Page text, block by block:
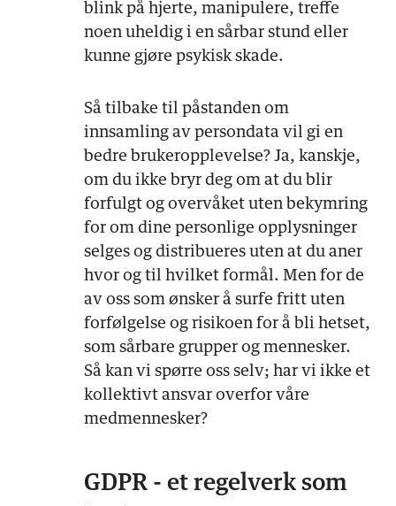
blink på hjerte, manipulere, treffe
noen uheldig i en sårbar stund eller
kunne gjøre psykisk skade.
Så tilbake til påstanden om
innsamling av persondata vil gi en
bedre brukeropplevelse? Ja, kanskje,
om du ikke bryr deg om at du blir
forfulgt og overvåket uten bekymring
for om dine personlige opplysninger
selges og distribueres uten at du aner
hvor og til hvilket formål. Men for de
av oss som ønsker å surfe fritt uten
forfølgelse og risikoen for å bli hetset,
som sårbare grupper og mennesker.
Så kan vi spørre oss selv; har vi ikke et
kollektivt ansvar overfor våre
medmennesker?
GDPR - et regelverk som